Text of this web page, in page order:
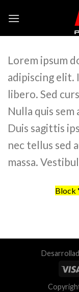
Lorem ipsum
adipiscing elit.
libero. Sed
Nulla quis
Duis sagittis
nec tellus sed
massa.
Block